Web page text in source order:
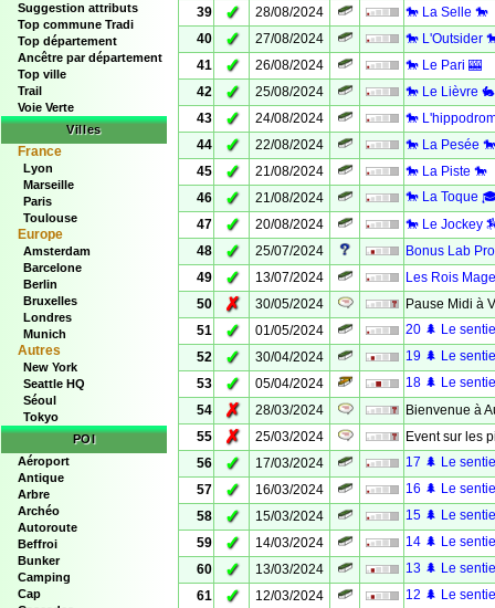
Suggestion attributs
Top commune Tradi
Top département
Ancêtre par département
Top ville
Trail
Voie Verte
Villes
France
Lyon
Marseille
Paris
Toulouse
Europe
Amsterdam
Barcelone
Berlin
Bruxelles
Londres
Munich
Autres
New York
Seattle HQ
Séoul
Tokyo
POI
Aéroport
Antique
Arbre
Archéo
Autoroute
Beffroi
Bunker
Camping
Cap
39
✓ 28/08/2024
🐎 La Selle 🐎
40
✓ 27/08/2024
🐎 L'Outsider
41
✓ 26/08/2024
🐎 Le Pari 🎰
42
✓ 25/08/2024
🐎 Le Lièvre 🐇
43
✓ 24/08/2024
🐎
44
✓ 22/08/2024
🐎 La Pesée 🐎
45
✓ 21/08/2024
🐎 La Piste 🐎
46
✓ 21/08/2024
🐎 La Toque
47
✓ 20/08/2024
🐎 Le Jockey
48
✓ 25/07/2024
Bonus Lab
49
✓ 13/07/2024
Les Rois
50
✗ 30/05/2024
Pause Midi à
51
✓ 01/05/2024
20 🌲 Le
52
✓ 30/04/2024
19 🌲 Le
53
✓ 05/04/2024
18 🌲 Le
54
✗ 28/03/2024
Bienvenue à
55
✗ 25/03/2024
Event sur les
56
✓ 17/03/2024
17 🌲 Le
57
✓ 16/03/2024
16 🌲 Le
58
✓ 15/03/2024
15 🌲 Le
59
✓ 14/03/2024
14 🌲 Le
60
✓ 13/03/2024
13 🌲 Le
61
✓ 12/03/2024
12 🌲 Le